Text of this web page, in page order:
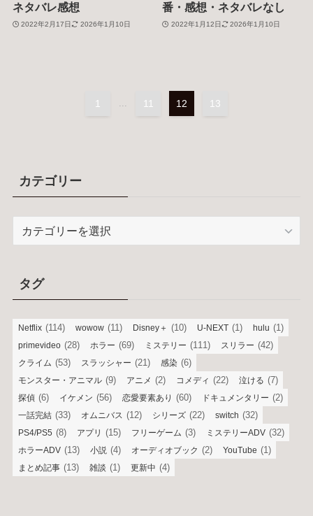
ネタバレ感想
2022年2月17日 2026年1月10日
番・感想・ネタバレなし
2022年1月12日 2026年1月10日
1 11 12 13
カテゴリー
ー
タグ
Netflix (114) wowow (11) Disney＋ (10) U-NEXT (1) hulu (1)
primevideo (28) ホラー (69) ミステリー (111) スリラー (42)
クライム (53) スラッシャー (21) 感染 (6)
モンスター・アニマル (9) アニメ (2) コメディ (22) 泣ける (7)
探偵 (6) イケメン (56) 恋愛要素あり (60) ドキュメンタリー (2)
一話完結 (33) オムニバス (12) シリーズ (22) switch (32)
PS4/PS5 (8) アプリ (15) フリーゲーム (3) ミステリーADV (32)
ホラーADV (13) 小説 (4) オーディオブック (2) YouTube (1)
まとめ記事 (13) 雑談 (1) 更新中 (4)